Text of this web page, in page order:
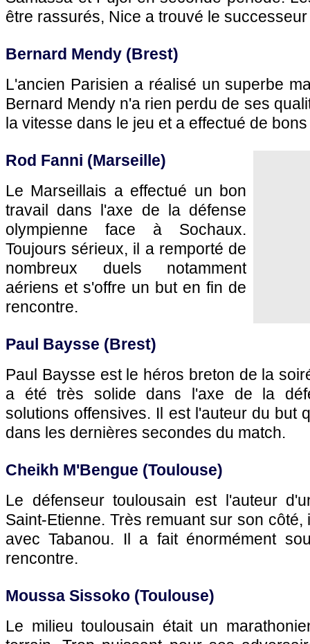
être rassurés, Nice a trouvé le
Bernard Mendy (Brest)
L'ancien Parisien a réalisé un superbe
Bernard Mendy n'a rien perdu de ses
la vitesse dans le jeu et a effectué de
Rod Fanni (Marseille)
Le Marseillais a effectué un bon
travail dans l'axe de la défense
olympienne face à Sochaux.
Toujours sérieux, il a remporté de
nombreux duels notamment
aériens et s'offre un but en fin de
rencontre.
Paul Baysse (Brest)
Paul Baysse est le héros breton de la
a été très solide dans l'axe de la
solutions offensives. Il est l'auteur du but
dans les dernières secondes du match.
Cheikh M'Bengue (Toulouse)
Le défenseur toulousain est l'auteur
Saint-Etienne. Très remuant sur son
avec Tabanou. Il a fait énormément
rencontre.
Moussa Sissoko (Toulouse)
Le milieu toulousain était un